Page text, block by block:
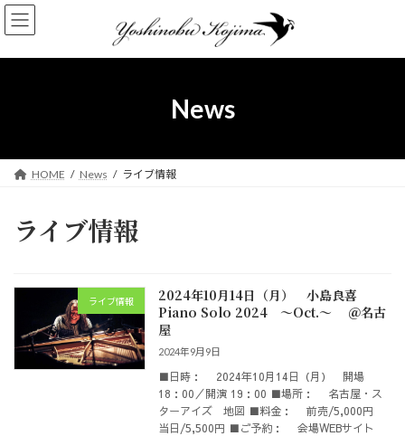
コ
ン
ン
ナ
ビ
ー
News
HOME News ライブ情報
ライブ情報
ライブ情報
2024年10月14日（月） 小島良喜
Piano Solo 2024 ～Oct.～ ＠名古
屋
2024年9月9日
■日時： 2024年10月14日（月） 開場
18：00／開演 19：00 ■場所： 名古屋・ス
ターアイズ 地図 ■料金： 前売/5,000円
当日/5,500円 ■ご予約： 会場WEBサイト